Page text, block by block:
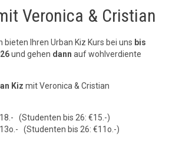
Veronica & Cristian
bieten Ihren Urban Kiz Kurs bei uns bis
und gehen dann auf wohlverdiente
Kiz mit Veronica & Cristian
(Studenten bis 26: €15.-)
(Studenten bis 26: €11o.-)